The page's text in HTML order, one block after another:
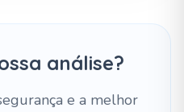
análise?
e a melhor